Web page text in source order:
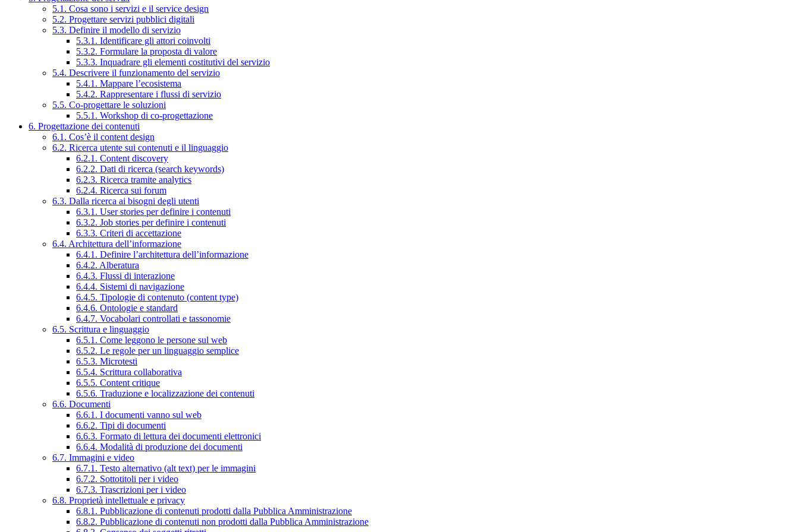
5.1. Cosa sono i servizi e il service design
5.2. Progettare servizi pubblici digitali
5.3. Definire il modello di servizio
5.3.1. Identificare gli attori coinvolti
5.3.2. Formulare la proposta di valore
5.3.3. Inquadrare gli elementi costitutivi del servizio
5.4. Descrivere il funzionamento del servizio
5.4.1. Mappare l’ecosistema
5.4.2. Rappresentare i flussi di servizio
5.5. Co-progettare le soluzioni
5.5.1. Workshop di co-progettazione
6. Progettazione dei contenuti
6.1. Cos’è il content design
6.2. Ricerca utente sui contenuti e il linguaggio
6.2.1. Content discovery
6.2.2. Dati di ricerca (search keywords)
6.2.3. Ricerca tramite analytics
6.2.4. Ricerca sui forum
6.3. Dalla ricerca ai bisogni degli utenti
6.3.1. User stories per definire i contenuti
6.3.2. Job stories per definire i contenuti
6.3.3. Criteri di accettazione
6.4. Architettura dell’informazione
6.4.1. Definire l’architettura dell’informazione
6.4.2. Alberatura
6.4.3. Flussi di interazione
6.4.4. Sistemi di navigazione
6.4.5. Tipologie di contenuto (content type)
6.4.6. Ontologie e standard
6.4.7. Vocabolari controllati e tassonomie
6.5. Scrittura e linguaggio
6.5.1. Come leggono le persone sul web
6.5.2. Le regole per un linguaggio semplice
6.5.3. Microtesti
6.5.4. Scrittura collaborativa
6.5.5. Content critique
6.5.6. Traduzione e localizzazione dei contenuti
6.6. Documenti
6.6.1. I documenti vanno sul web
6.6.2. Tipi di documenti
6.6.3. Formato di lettura dei documenti elettronici
6.6.4. Modalità di produzione dei documenti
6.7. Immagini e video
6.7.1. Testo alternativo (alt text) per le immagini
6.7.2. Sottotitoli per i video
6.7.3. Trascrizioni per i video
6.8. Proprietà intellettuale e privacy
6.8.1. Pubblicazione di contenuti prodotti dalla Pubblica Amministrazione
6.8.2. Pubblicazione di contenuti non prodotti dalla Pubblica Amministrazione